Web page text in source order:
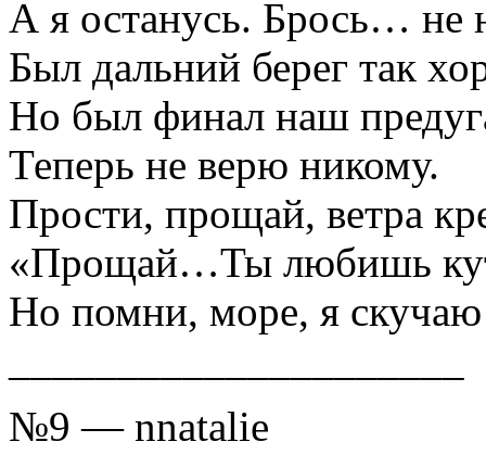
А я останусь. Брось… не
Был дальний берег так
Но был финал наш
Теперь не верю никому.
Прости, прощай, ветра
«Прощай…Ты любишь
Но помни, море, я
№9 — nnatalie